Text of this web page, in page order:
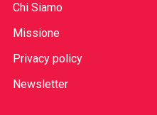
Chi Siamo
Missione
Privacy policy
Newsletter